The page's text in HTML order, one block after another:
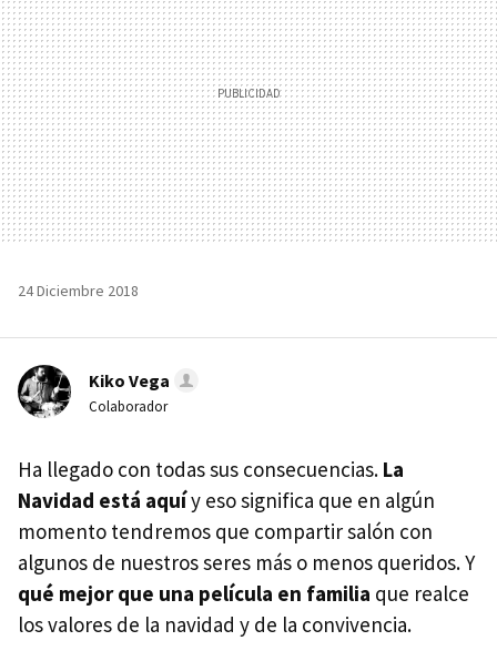
24 Diciembre 2018
Kiko Vega
Colaborador
Ha llegado con todas sus consecuencias. La
Navidad está aquíy eso significa que en algún
momento tendremos que compartir salón con
algunos de nuestros seres más o menos queridos. Y
qué mejor que una película en familia que realce
los valores de la navidad y de la convivencia.